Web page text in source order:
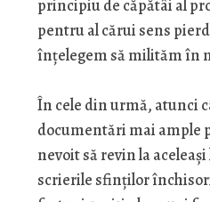
principiu de căpătâi al
pentru al cărui sens
înţelegem să milităm în
În cele din urmă, atunci
documentări mai ample
nevoit să revin la
scrierile sfinţilor